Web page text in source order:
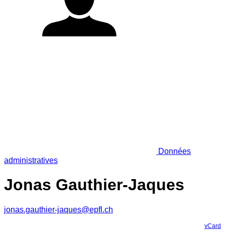
Données
administratives
Jonas Gauthier-Jaques
jonas.gauthier-jaques@epfl.ch
vCard